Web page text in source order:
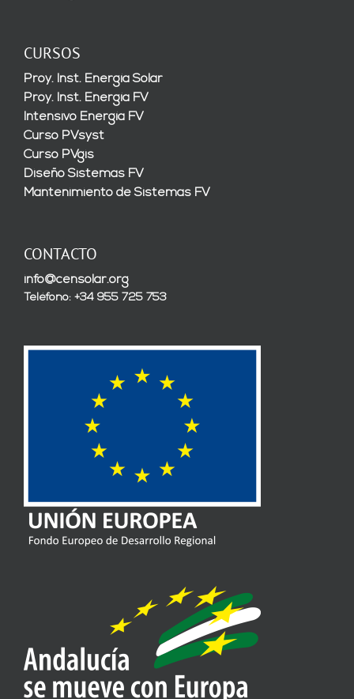
CURSOS
Proy. Inst. Energía Solar
Proy. Inst. Energía FV
Intensivo Energía FV
Curso PVsyst
Curso PVgis
Diseño Sistemas FV
Mantenimiento de Sistemas FV
CONTACTO
info@censolar.org
Teléfono: +34 955 725 753